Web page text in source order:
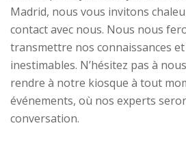
Madrid, nous vous invitons
contact avec nous. Nous nous
transmettre nos connaissances
inestimables. N’hésitez pas à
rendre à notre kiosque à tout
événements, où nos experts
conversation.